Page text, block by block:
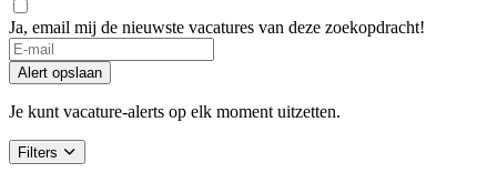
Ja, email mij de nieuwste vacatures van deze zoekopdracht!
Alert opslaan
Je kunt vacature-alerts op elk moment uitzetten.
Filters